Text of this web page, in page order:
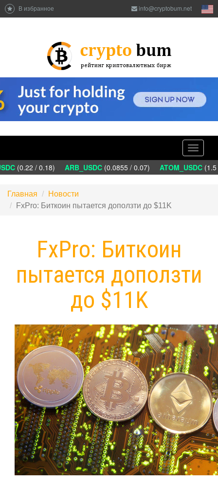
В избранное info@cryptobum.net
Toggle
(0.22 / 0.18) ARB_USDC(0.0855 / 0.07) ATOM_USDC(1.5
Главная
Новости
FxPro: Биткоин пытается доползти до $11K
FxPro: Биткоин
пытается доползти
до $11K